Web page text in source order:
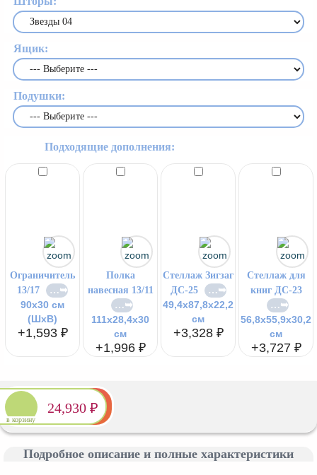
Ящик:
Подушки:
Подходящие дополнения:
Ограничитель
13/17
90x30 см
(ШxВ)
+1,593 ₽
Полка
навесная 13/11
111x28,4x30
см
+1,996 ₽
Стеллаж Зигзаг
ДС-25
49,4х87,8х22,2
см
+3,328 ₽
Стеллаж для
книг ДС-23
56,8х55,9х30,2
см
+3,727 ₽
в корзину
24,930 ₽
Подробное описание и полные характеристики